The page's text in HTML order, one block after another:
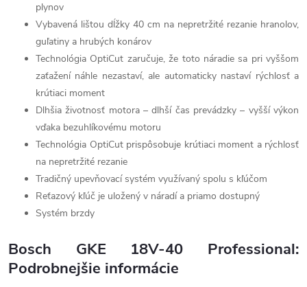
plynov
Vybavená lištou dĺžky 40 cm na nepretržité rezanie hranolov,
guľatiny a hrubých konárov
Technológia OptiCut zaručuje, že toto náradie sa pri vyššom
zaťažení náhle nezastaví, ale automaticky nastaví rýchlosť a
krútiaci moment
Dlhšia životnosť motora – dlhší čas prevádzky – vyšší výkon
vďaka bezuhlíkovému motoru
Technológia OptiCut prispôsobuje krútiaci moment a rýchlosť
na nepretržité rezanie
Tradičný upevňovací systém využívaný spolu s kľúčom
Reťazový kľúč je uložený v náradí a priamo dostupný
Systém brzdy
Bosch GKE 18V-40 Professional:
Podrobnejšie informácie